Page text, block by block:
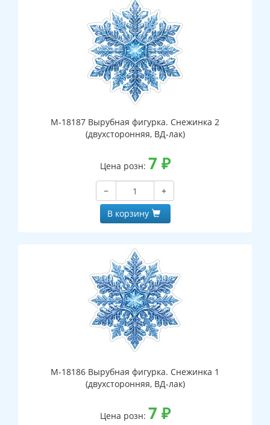
М-18187 Вырубная фигурка. Снежинка 2
(двухсторонняя, ВД-лак)
Цена розн: 7 ₽
−
+
В корзину
М-18186 Вырубная фигурка. Снежинка 1
(двухсторонняя, ВД-лак)
Цена розн: 7 ₽